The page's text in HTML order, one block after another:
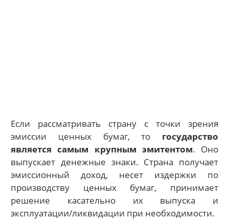
Если рассматривать страну с точки зрения
эмиссии ценных бумаг, то государство
является самым крупным эмитентом. Оно
выпускает денежные знаки. Страна получает
эмиссионный доход, несет издержки по
производству ценных бумаг, принимает
решение касательно их выпуска и
эксплуатации/ликвидации при необходимости.